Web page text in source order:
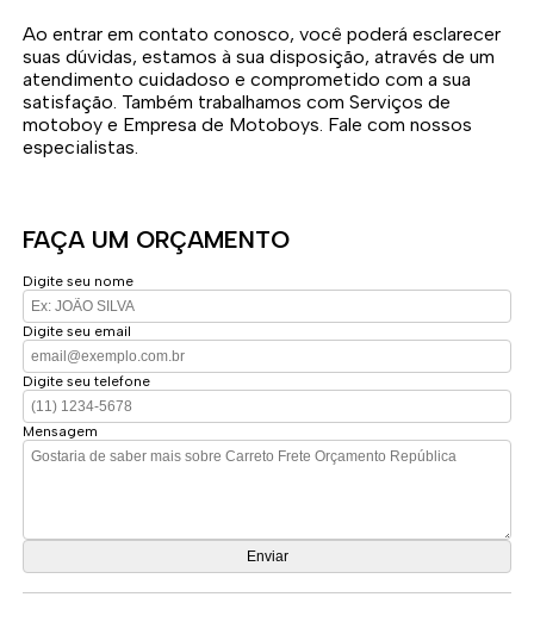
Ao entrar em contato conosco, você poderá esclarecer
suas dúvidas, estamos à sua disposição, através de um
atendimento cuidadoso e comprometido com a sua
satisfação. Também trabalhamos com Serviços de
motoboy e Empresa de Motoboys. Fale com nossos
especialistas.
FAÇA UM ORÇAMENTO
Digite seu nome
Digite seu email
Digite seu telefone
Mensagem